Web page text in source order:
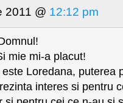
2011 @ 12:12 pm
mie mi-a placut!
Loredana, puterea
interes si pentru